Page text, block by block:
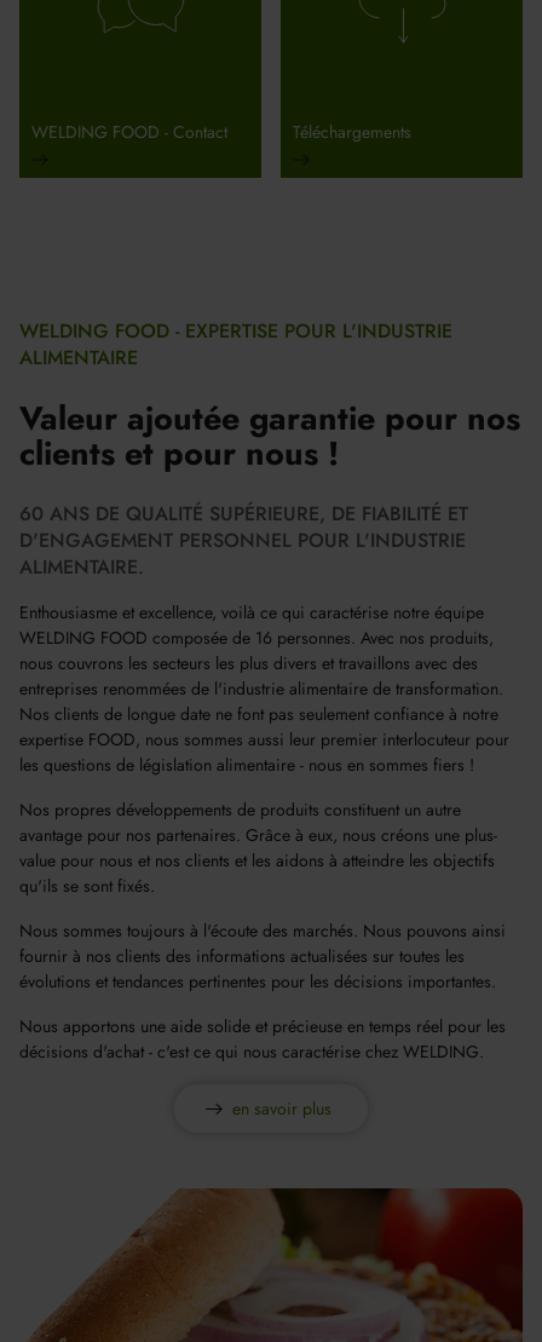
WELDING FOOD - Contact Téléchargements
WELDING FOOD - EXPERTISE POUR L'INDUSTRIE
ALIMENTAIRE
Valeur ajoutée garantie pour nos
clients et pour nous !
60 ANS DE QUALITÉ SUPÉRIEURE, DE FIABILITÉ ET
D'ENGAGEMENT PERSONNEL POUR L'INDUSTRIE
ALIMENTAIRE.
Enthousiasme et excellence, voilà ce qui caractérise notre équipe
WELDING FOOD composée de 16 personnes. Avec nos produits,
nous couvrons les secteurs les plus divers et travaillons avec des
entreprises renommées de l'industrie alimentaire de transformation.
Nos clients de longue date ne font pas seulement confiance à notre
expertise FOOD, nous sommes aussi leur premier interlocuteur pour
les questions de législation alimentaire - nous en sommes fiers !
Nos propres développements de produits constituent un autre
avantage pour nos partenaires. Grâce à eux, nous créons une plus-
value pour nous et nos clients et les aidons à atteindre les objectifs
qu'ils se sont fixés.
Nous sommes toujours à l'écoute des marchés. Nous pouvons ainsi
fournir à nos clients des informations actualisées sur toutes les
évolutions et tendances pertinentes pour les décisions importantes.
Nous apportons une aide solide et précieuse en temps réel pour les
décisions d'achat - c'est ce qui nous caractérise chez WELDING.
en savoir plus